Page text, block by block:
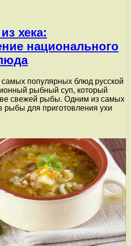
хека:
национального
популярных блюд русской
рыбный суп, который
свежей рыбы. Одним из самых
рыбы для приготовления ухи